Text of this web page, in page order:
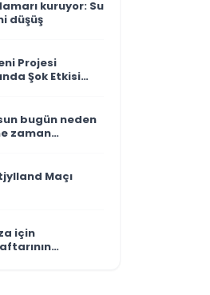
kuruyor: Su
düşüş
Projesi
Şok Etkisi
bugün neden
zaman
Maçı
için